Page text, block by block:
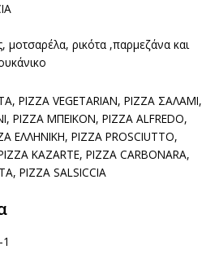
μοτσαρέλα, ρικότα ,παρμεζάνα και
PIZZA VEGETARIAN, PIZZA ΣΑΛΑΜΙ,
PIZZA ΜΠΕΙΚΟΝ, PIZZA ALFREDO,
ΕΛΛΗΝΙΚΗ, PIZZA PROSCIUTTO,
KAZARTE, PIZZA CARBONARA,
PIZZA SALSICCIA